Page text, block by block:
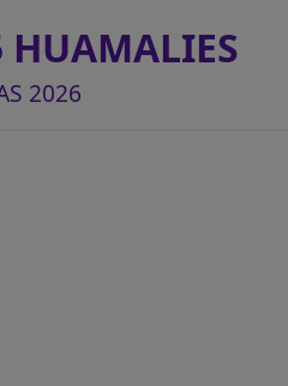
HUAMALIES
2026